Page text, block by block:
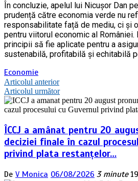
În concluzie, apelul lui Nicușor Dan
prudență către economia verde nu
responsabilitate față de mediu, ci și
pentru viitorul economic al
principii să fie aplicate pentru a
sustenabilă, profitabilă și echitabilă
Economie
Navigare
în
articole
Articolul anterior
Articolul următor
ÎCCJ a amânat pentru 20
deciziei finale în cazul
privind plata restanțelor…
De V Monica 06/08/2026 3 minute